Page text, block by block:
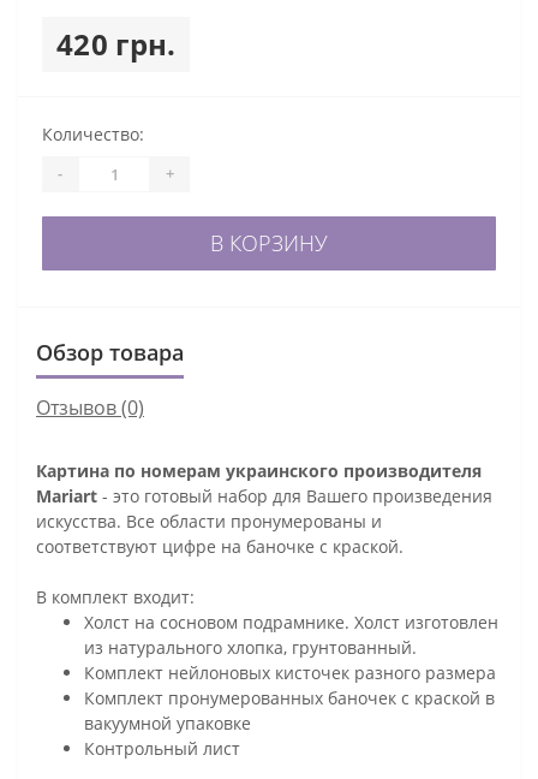
420 грн.
Количество:
- +
В КОРЗИНУ
Обзор товара
Отзывов (0)
Картина по номерам украинского производителя
Mariart - это готовый набор для Вашего произведения
искусства. Все области пронумерованы и
соответствуют цифре на баночке с краской.
В комплект входит:
Холст на сосновом подрамнике. Холст изготовлен
из натурального хлопка, грунтованный.
Комплект нейлоновых кисточек разного размера
Комплект пронумерованных баночек с краской в
вакуумной упаковке
Контрольный лист